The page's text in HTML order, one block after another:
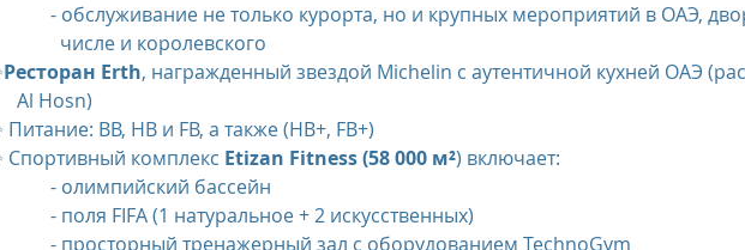
- обслуживание не только курорта, но и крупных мероприятий в ОАЭ,
     числе и королевского
Ресторан Erth, награжденный звездой Michelin с аутентичной кухней ОАЭ
      Al Hosn)
Питание: BB, HB и FB, а также (HB+, FB+)
Спортивный комплекс Etizan Fitness (58 000 м²) включает:
   - олимпийский бассейн
   - поля FIFA (1 натуральное + 2 искусственных)
   - просторный тренажерный зал с оборудованием TechnoGym